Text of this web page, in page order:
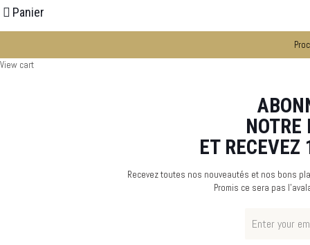
Panier
View cart
NOTRE
ET RECEVEZ
Recevez toutes nos nouveautés et nos bons
Promis ce sera pas